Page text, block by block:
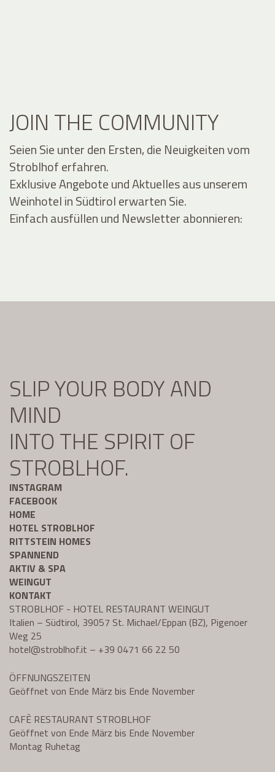
JOIN THE COMMUNITY
Seien Sie unter den Ersten, die Neuigkeiten vom
Stroblhof erfahren.
Exklusive Angebote und Aktuelles aus unserem
Weinhotel in Südtirol erwarten Sie.
Einfach ausfüllen und Newsletter abonnieren:
SLIP YOUR BODY AND
MIND
INTO THE SPIRIT OF
STROBLHOF.
INSTAGRAM
FACEBOOK
HOME
HOTEL STROBLHOF
RITTSTEIN HOMES
SPANNEND
AKTIV & SPA
WEINGUT
KONTAKT
STROBLHOF - HOTEL RESTAURANT WEINGUT
Italien – Südtirol, 39057 St. Michael/Eppan (BZ), Pigenoer
Weg 25
hotel@stroblhof.it – +39 0471 66 22 50
ÖFFNUNGSZEITEN
Geöffnet von Ende März bis Ende November
CAFÈ RESTAURANT STROBLHOF
Geöffnet von Ende März bis Ende November
Montag Ruhetag